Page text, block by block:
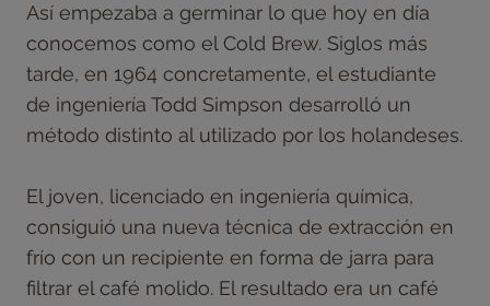
Así empezaba a germinar lo que hoy en día
conocemos como el Cold Brew. Siglos más
tarde, en 1964 concretamente, el estudiante
de ingeniería Todd Simpson desarrolló un
método distinto al utilizado por los holandeses.
El joven, licenciado en ingeniería química,
consiguió una nueva técnica de extracción en
frío con un recipiente en forma de jarra para
filtrar el café molido. El resultado era un café